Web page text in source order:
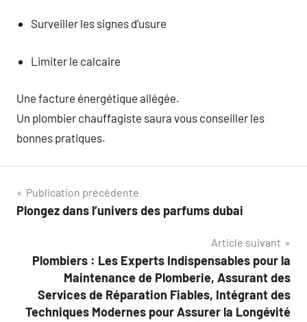
Surveiller les signes d’usure
Limiter le calcaire
Une facture énergétique allégée.
Un plombier chauffagiste saura vous conseiller les
bonnes pratiques.
Navigation
de
Publication précédente
Plongez dans l’univers des parfums dubai
Article suivant
Plombiers : Les Experts Indispensables pour la
Maintenance de Plomberie, Assurant des
Services de Réparation Fiables, Intégrant des
Techniques Modernes pour Assurer la Longévité